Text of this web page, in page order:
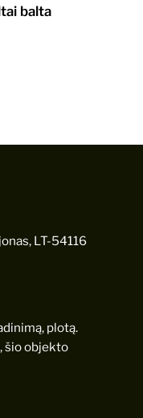
balta
LT-54116
plotą.
šio objekto